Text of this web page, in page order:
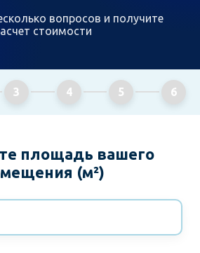
вопросов и получите
стоимости
3 4 5 6
площадь вашего
(м²)